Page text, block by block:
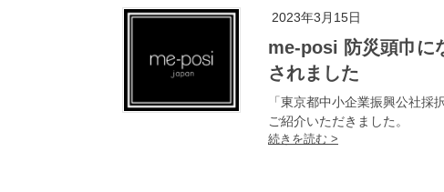
2023年3月15日
me-posi 防災頭巾になるクラッチバッグが「建通新聞」に掲載
されました
「東京都中小企業振興公社
ご紹介いただきました。